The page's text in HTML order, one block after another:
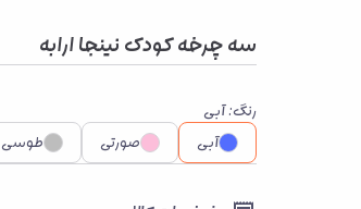
سه چرخه کودک نینجا ارابه
رنگ:آبی
آبی
صورتی طوسی